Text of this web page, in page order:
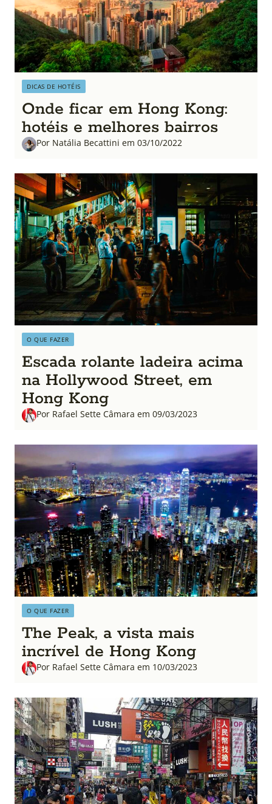
DICAS DE HOTÉIS
Onde ficar em Hong Kong:
hotéis e melhores bairros
Por Natália Becattini em 03/10/2022
O QUE FAZER
Escada rolante ladeira acima
na Hollywood Street, em
Hong Kong
Por Rafael Sette Câmara em 09/03/2023
O QUE FAZER
The Peak, a vista mais
incrível de Hong Kong
Por Rafael Sette Câmara em 10/03/2023